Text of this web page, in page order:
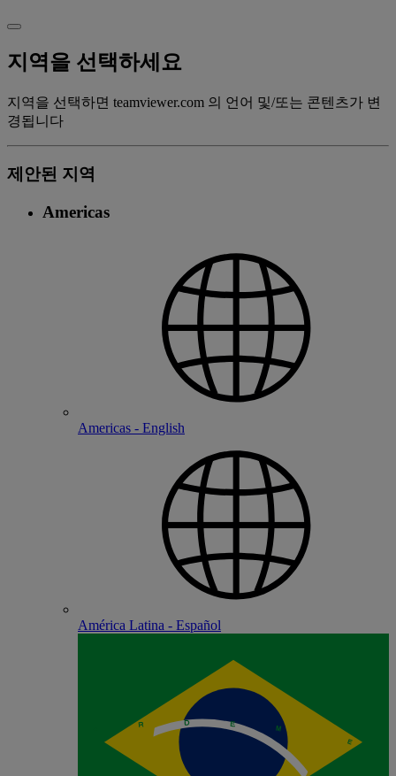
지역을 선택하세요
지역을 선택하면 teamviewer.com 의 언어 및/또는 콘텐츠가 변
경됩니다
제안된 지역
Americas
Americas - English
América Latina - Español